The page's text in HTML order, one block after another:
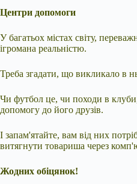
Центри допомоги
У багатьох містах світу,
ігромана реальністю.
Треба згадати, що викликало в
Чи футбол це, чи походи в
допомогу до його друзів.
І запам'ятайте, вам від них
витягнути товариша через
Жодних обіцянок!